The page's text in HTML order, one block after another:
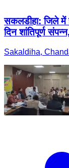
सकलडीहा: जिले में
दिन शांतिपूर्ण
Sakaldiha,